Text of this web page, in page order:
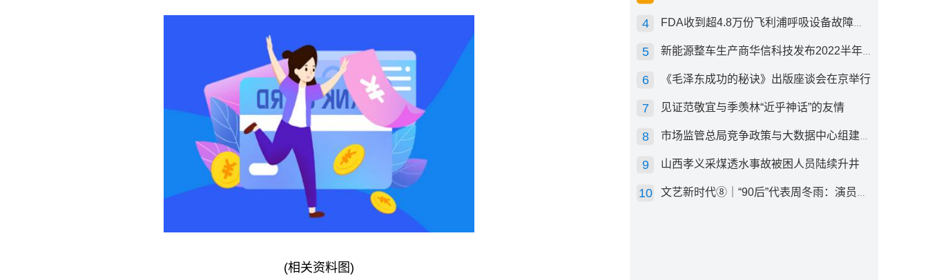
(相关资料图)
FDA收到超4.8万份飞利浦呼吸设备故障报告 其中44份死亡案例
新能源整车生产商华信科技发布2022半年度报告 同比下滑2.92%
《毛泽东成功的秘诀》出版座谈会在京举行
见证范敬宜与季羡林“近乎神话”的友情
市场监管总局竞争政策与大数据中心组建成立
山西孝义采煤透水事故被困人员陆续升井
文艺新时代⑧｜“90后”代表周冬雨：演员心里有底，得靠体验生活